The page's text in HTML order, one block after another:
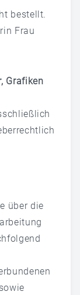
bestellt.
Frau
Grafiken
über die